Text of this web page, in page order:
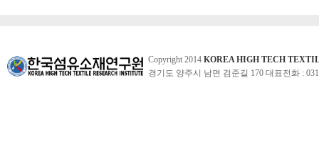
Copyright 2014 KOREA HIGH TECH
경기도 양주시 남면 검준길 170 대표전화 :